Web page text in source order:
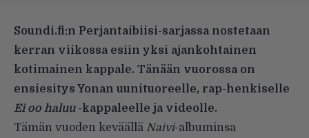
Soundi.fi:n Perjantaibiisi-sarjassa nostetaan
kerran viikossa esiin yksi ajankohtainen
kotimainen kappale. Tänään vuorossa on
ensiesitys Yonan uunituoreelle, rap-henkiselle
Ei oo haluu-kappaleelle ja videolle.
Tämän vuoden keväällä Naivi-albuminsa